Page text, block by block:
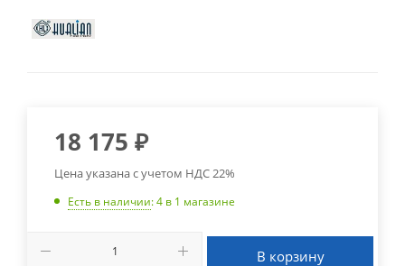
18 175 ₽
Цена указана с учетом НДС 22%
Есть в наличии: 4 в 1 магазине
В корзину